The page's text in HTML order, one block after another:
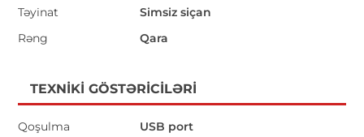
Təyinat
Simsiz siçan
Rəng
Qara
TEXNIKI GÖSTƏRICILƏRI
Qoşulma USB port